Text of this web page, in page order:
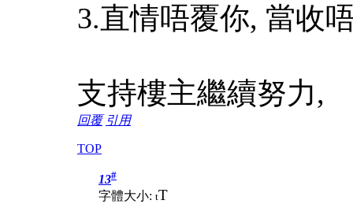
3.直情唔覆你, 當收
支持樓主繼續努力,
回覆 引用
TOP
13#
字體大小: tT